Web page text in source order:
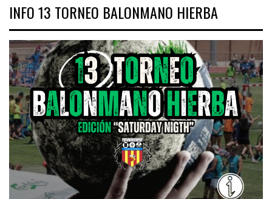
INFO 13 TORNEO BALONMANO HIERBA